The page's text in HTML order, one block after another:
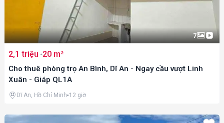
7
2,1 triệu 20 m²
Cho thuê phòng trọ An Bình, Dĩ An - Ngay cầu vượt Linh
Xuân - Giáp QL1A
Dĩ An, Hồ Chí Minh 12 giờ